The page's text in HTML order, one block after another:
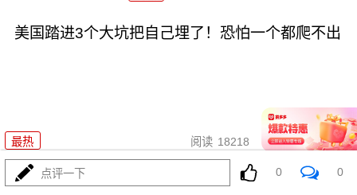
美国踏进3个大坑把自己埋了！恐怕一个都爬不出
最热 阅读 18218 08-03
上将一封信捅破天！美军五艘驱
点评一下 0 0